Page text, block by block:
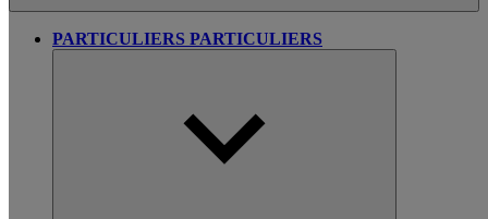
PARTICULIERS PARTICULIERS